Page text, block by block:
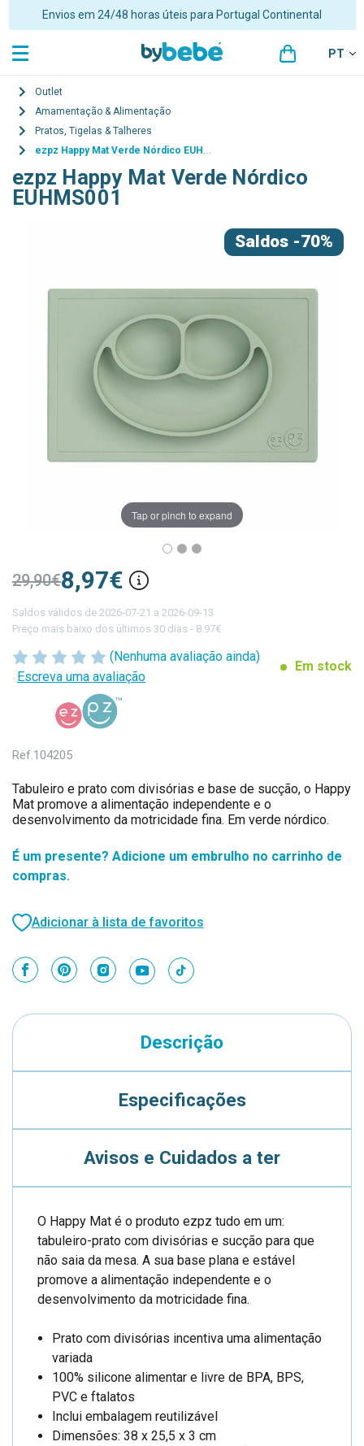
Envios em 24/48 horas úteis para Portugal Continental
PT
Outlet
Amamentação & Alimentação
Pratos, Tigelas & Talheres
ezpz Happy Mat Verde Nórdico EUHMS001
ezpz Happy Mat Verde Nórdico
EUHMS001
Tap or pinch to expand
Saldos -70%
(Nenhuma avaliação ainda)
Escreva uma avaliação
Em stock
8,97€
29,90€
Saldos válidos de 2026-07-21 a 2026-09-13
Preço mais baixo dos últimos 30 dias - 8.97€
Ref.104205
Tabuleiro e prato com divisórias e base de sucção, o Happy
Mat promove a alimentação independente e o
desenvolvimento da motricidade fina. Em verde nórdico.
É um presente? Adicione um embrulho no carrinho de
compras.
Adicionar à lista de favoritos
Descrição
Especificações
Avisos e Cuidados a ter
O Happy Mat é o produto ezpz tudo em um:
tabuleiro-prato com divisórias e sucção para que
não saia da mesa. A sua base plana e estável
promove a alimentação independente e o
desenvolvimento da motricidade fina.
Prato com divisórias incentiva uma alimentação
variada
100% silicone alimentar e livre de BPA, BPS,
PVC e ftalatos
Inclui embalagem reutilizável
Dimensões: 38 x 25,5 x 3 cm